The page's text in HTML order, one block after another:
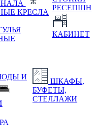
КРЕСЛА
РЕСЕПШН
КАБИНЕТ
И
ШКАФЫ,
БУФЕТЫ,
СТЕЛЛАЖИ